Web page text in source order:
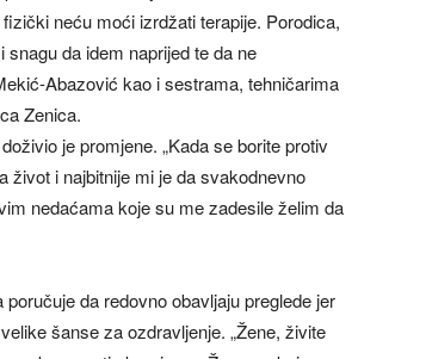
neću moći izrdžati terapije. Porodica,
da idem naprijed te da ne
Abazović kao i sestrama, tehničarima
Zenica.
je promjene. „Kada se borite protiv
život i najbitnije mi je da svakodnevno
nedaćama koje su me zadesile želim da
da redovno obavljaju preglede jer
šanse za ozdravljenje. „Žene, živite